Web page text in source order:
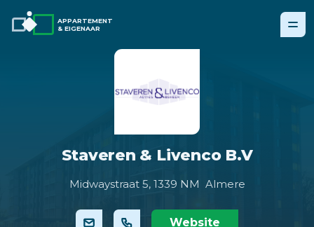
APPARTEMENT
& EIGENAAR
Staveren & Livenco B.V
Midwaystraat 5, 1339 NM Almere
Website